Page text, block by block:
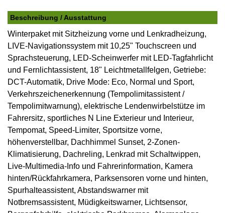
Beschreibung / Ausstattung
Winterpaket mit Sitzheizung vorne und Lenkradheizung,
LIVE-Navigationssystem mit 10,25" Touchscreen und
Sprachsteuerung, LED-Scheinwerfer mit LED-Tagfahrlicht
und Fernlichtassistent, 18" Leichtmetallfelgen, Getriebe:
DCT-Automatik, Drive Mode: Eco, Normal und Sport,
Verkehrszeichenerkennung (Tempolimitassistent /
Tempolimitwarnung), elektrische Lendenwirbelstütze im
Fahrersitz, sportliches N Line Exterieur und Interieur,
Tempomat, Speed-Limiter, Sportsitze vorne,
höhenverstellbar, Dachhimmel Sunset, 2-Zonen-
Klimatisierung, Dachreling, Lenkrad mit Schaltwippen,
Live-Multimedia-Info und Fahrerinformation, Kamera
hinten/Rückfahrkamera, Parksensoren vorne und hinten,
Spurhalteassistent, Abstandswarner mit
Notbremsassistent, Müdigkeitswarner, Lichtsensor,